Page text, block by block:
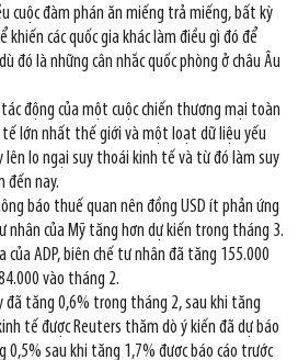
cuộc đàm phán ăn miếng trả miếng, bất kỳ
khiến các quốc gia khác làm điều gì đó để
đó là những cân nhắc quốc phòng ở châu Âu
động của một cuộc chiến thương mại toàn
lớn nhất thế giới và một loạt dữ liệu yếu
lên lo ngại suy thoái kinh tế và từ đó làm suy
đến nay.
báo thuế quan nên đồng USD ít phản ứng
nhân của Mỹ tăng hơn dự kiến trong tháng 3.
của ADP, biên chế tư nhân đã tăng 155.000
vào tháng 2.
đã tăng 0,6% trong tháng 2, sau khi tăng
tế được Reuters thăm dò ý kiến đã dự báo
0,5% sau khi tăng 1,7% được báo cáo trước